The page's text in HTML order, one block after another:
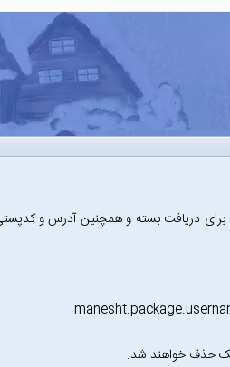
برای دریافت بسته و همچنین آدرس و
حذف خواهند شد.